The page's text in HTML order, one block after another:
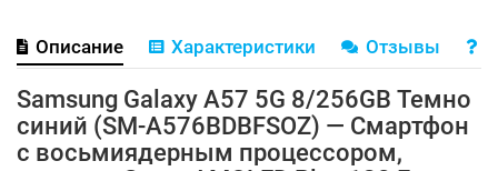
Описание Характеристики Отзывы
Samsung Galaxy A57 5G 8/256GB Темно
синий (SM-A576BDBFSOZ) — Смартфон
с восьмиядерным процессором,